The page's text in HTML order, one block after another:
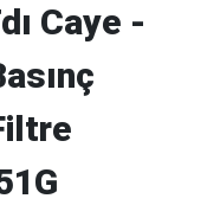
Caye -